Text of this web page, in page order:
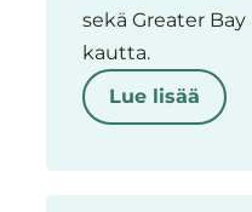
sekä Greater
kautta.
Lue lisää